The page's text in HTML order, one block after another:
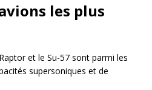
les plus
et le Su-57 sont parmi les
supersoniques et de